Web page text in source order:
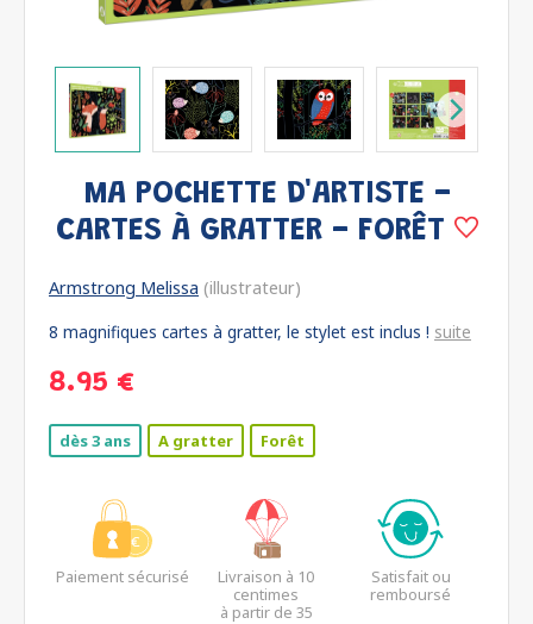
MA POCHETTE D'ARTISTE -
CARTES À GRATTER - FORÊT
Armstrong Melissa (illustrateur)
8 magnifiques cartes à gratter, le stylet est inclus ! suite
8.95 €
dès 3 ans A gratter Forêt
Paiement sécurisé
Livraison à 10
centimes
à partir de 35
Satisfait ou
remboursé